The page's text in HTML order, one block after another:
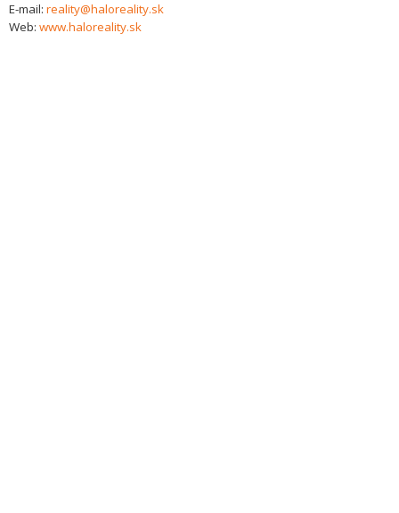
E-mail: reality@haloreality.sk
Web: www.haloreality.sk